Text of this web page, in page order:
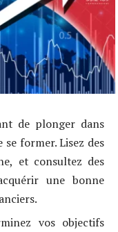
de plonger dans
former. Lisez des
et consultez des
une bonne
vos objectifs